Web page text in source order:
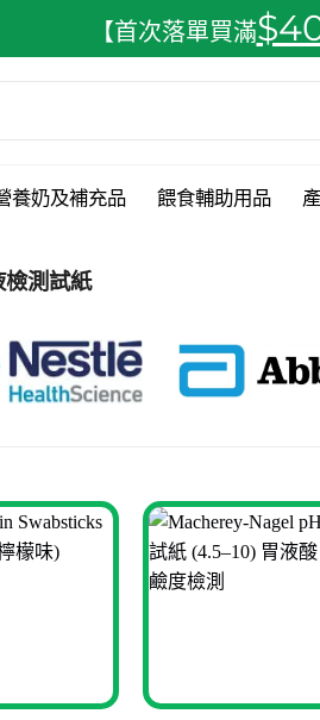
【首次落單買滿
養奶及補充品 餵食輔助用品
測試紙